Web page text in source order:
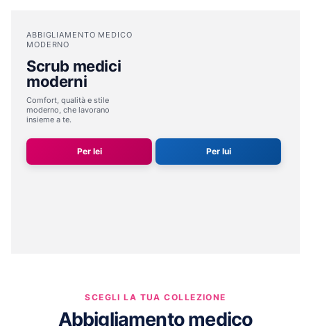
ABBIGLIAMENTO MEDICO
MODERNO
Scrub medici
moderni
Comfort, qualità e stile
moderno, che lavorano
insieme a te.
Per lei Per lui
SCEGLI LA TUA COLLEZIONE
Abbigliamento medico